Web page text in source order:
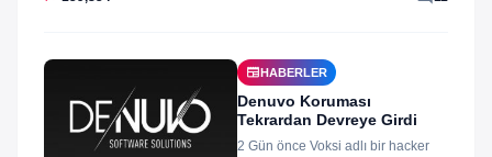
newspaperHABERLER
Denuvo Koruması
Tekrardan Devreye Girdi
2 Gün önce Voksi adlı bir hacker